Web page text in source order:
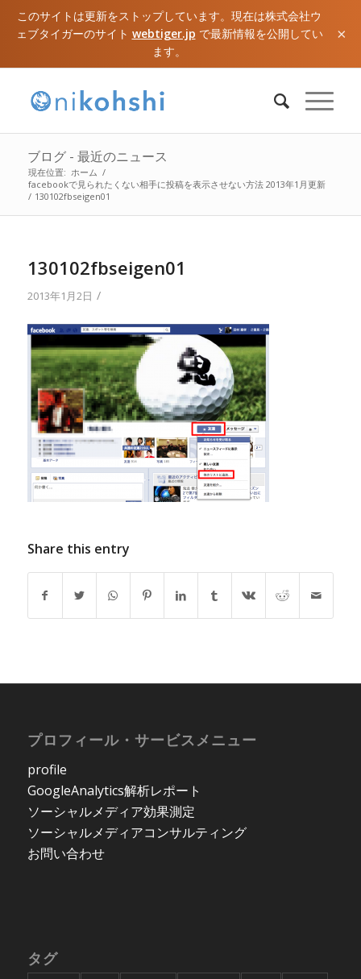
このサイトは更新をストップしています。現在は株式会社ウ
ェブタイガーのサイト webtiger.jp で最新情報を公開してい
ます。
×
ブログ - 最近のニュース
現在位置: ホーム /
facebookで見られたくない相手に投稿を表示させない方法 2013年1月更新
/ 130102fbseigen01
130102fbseigen01
2013年1月2日 /
Share this entry
プロフィール・サービスメニュー
profile
GoogleAnalytics解析レポート
ソーシャルメディア効果測定
ソーシャルメディアコンサルティング
お問い合わせ
タグ